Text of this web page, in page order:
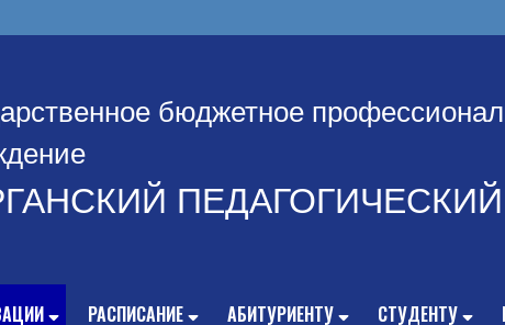
бюджетное
РАСПИСАНИЕ АБИТУРИЕНТУ СТУДЕНТУ